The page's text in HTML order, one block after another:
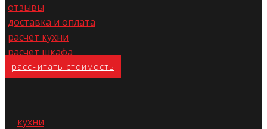
отзывы
доставка и оплата
расчет кухни
расчет шкафа
расс​читать стоимость
кухни